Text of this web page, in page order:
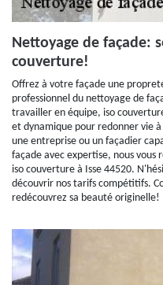
Nettoyage de façade:
couverture!
Offrez à votre façade une
professionnel du nettoyage de
travailler en équipe, iso
et dynamique pour redonner vie
une entreprise ou un façadier
façade avec expertise, nous
iso couverture à Isse 44520.
découvrir nos tarifs compétitifs.
redécouvrez sa beauté originelle!